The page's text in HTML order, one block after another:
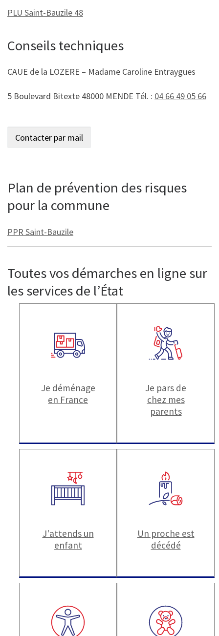
PLU Saint-Bauzile 48
Conseils techniques
CAUE de la LOZERE – Madame Caroline Entraygues
5 Boulevard Bitexte 48000 MENDE Tél. : 04 66 49 05 66
Plan de prévention des risques
pour la commune
PPR Saint-Bauzile
Toutes vos démarches en ligne sur
les services de l’État
Je déménage
en France
Je pars de
chez mes
parents
J'attends un
enfant
Un proche est
décédé